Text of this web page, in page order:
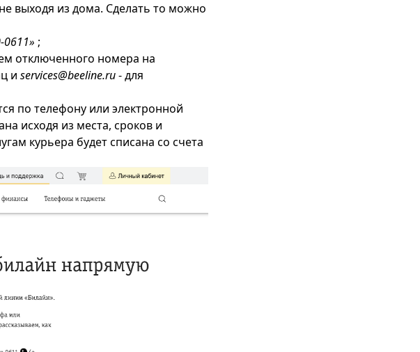
выходя из дома. Сделать то можно
0611» ;
отключенного номера на
и services@beeline.ru- для
по телефону или электронной
исходя из места, сроков и
курьера будет списана со счета